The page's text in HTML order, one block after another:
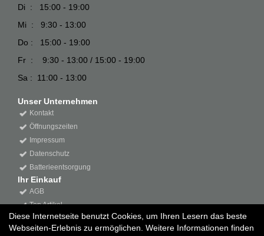
Di : 15:00 - 19:00
Mi : 9:30 - 13:00
Do : 15:00 - 19:00
Fr : 9:30 - 13:00 / 15:00 - 19:00
Sa : 11:00 - 13:00
Unser Unternehmen
Kontakt
Öffnungszeiten
Impressum
Datenschutz
Batterieentsorgung
Ihr Einkauf
AGB
Top Artikel
Diese Internetseite benutzt Cookies, um Ihren Lesern das beste
Webseiten-Erlebnis zu ermöglichen. Weitere Informationen finden